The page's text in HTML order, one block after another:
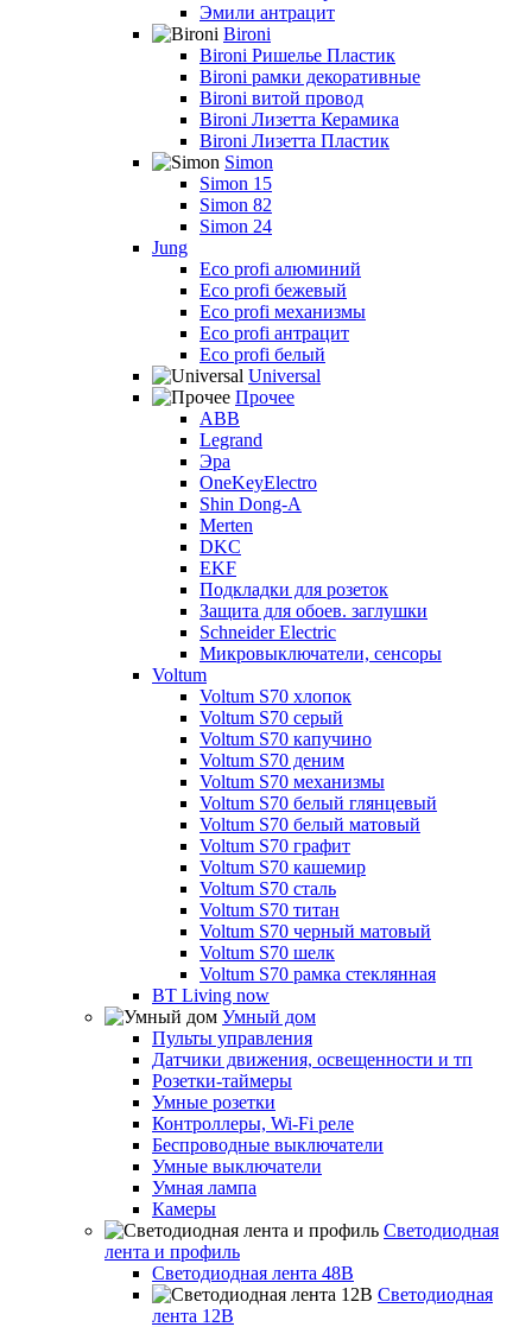
Эмили антрацит
Bironi
Bironi Ришелье Пластик
Bironi рамки декоративные
Bironi витой провод
Bironi Лизетта Керамика
Bironi Лизетта Пластик
Simon
Simon 15
Simon 82
Simon 24
Jung
Eco profi алюминий
Eco profi бежевый
Eco profi механизмы
Eco profi антрацит
Eco profi белый
Universal
Прочее
ABB
Legrand
Эра
OneKeyElectro
Shin Dong-A
Merten
DKC
EKF
Подкладки для розеток
Защита для обоев. заглушки
Schneider Electric
Микровыключатели, сенсоры
Voltum
Voltum S70 хлопок
Voltum S70 серый
Voltum S70 капучино
Voltum S70 деним
Voltum S70 механизмы
Voltum S70 белый глянцевый
Voltum S70 белый матовый
Voltum S70 графит
Voltum S70 кашемир
Voltum S70 сталь
Voltum S70 титан
Voltum S70 черный матовый
Voltum S70 шелк
Voltum S70 рамка стеклянная
BT Living now
Умный дом
Пульты управления
Датчики движения, освещенности и тп
Розетки-таймеры
Умные розетки
Контроллеры, Wi-Fi реле
Беспроводные выключатели
Умные выключатели
Умная лампа
Камеры
Светодиодная
лента и профиль
Светодиодная лента 48В
Светодиодная
лента 12В